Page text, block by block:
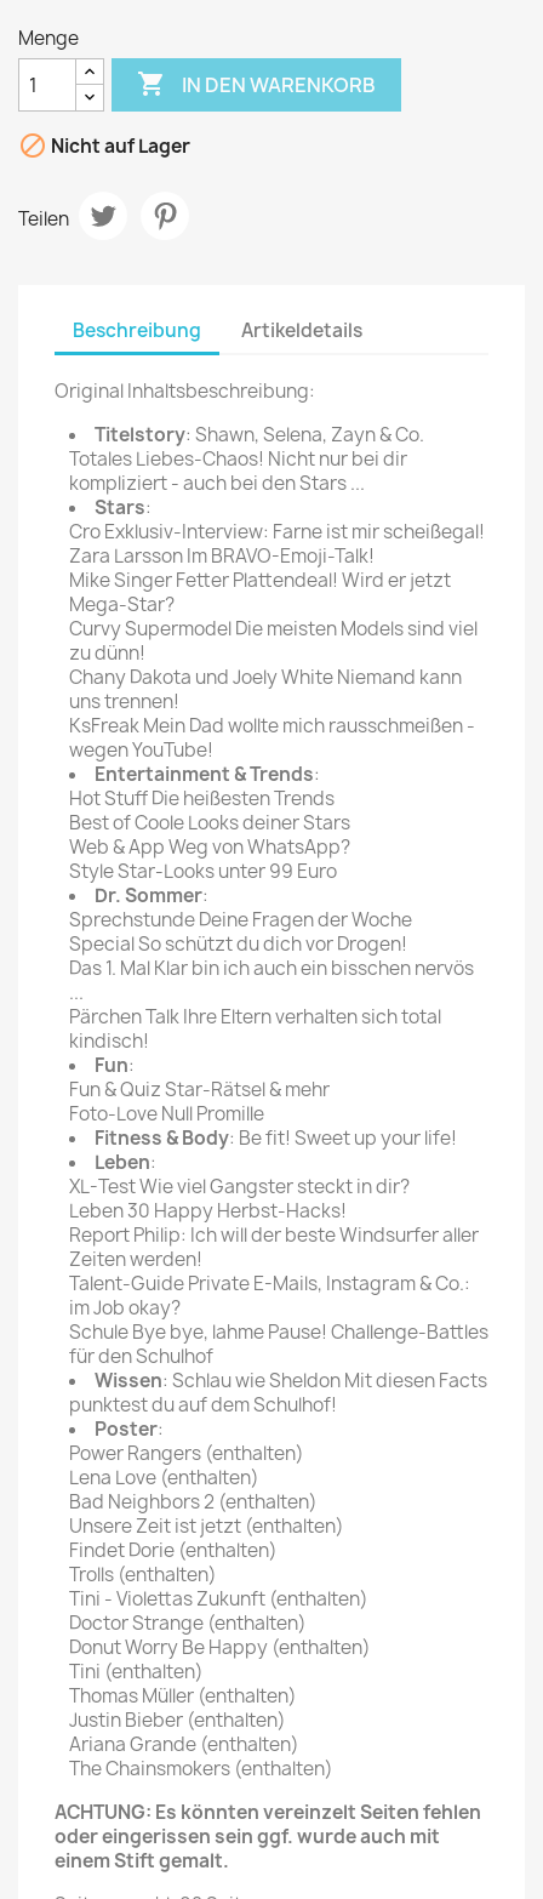
Menge
 IN DEN WARENKORB
 Nicht auf Lager
Teilen
Beschreibung Artikeldetails
Original Inhaltsbeschreibung:
Titelstory: Shawn, Selena, Zayn & Co.
Totales Liebes-Chaos! Nicht nur bei dir
kompliziert - auch bei den Stars ...
Stars:
Cro Exklusiv-Interview: Farne ist mir scheißegal!
Zara Larsson Im BRAVO-Emoji-Talk!
Mike Singer Fetter Plattendeal! Wird er jetzt
Mega-Star?
Curvy Supermodel Die meisten Models sind viel
zu dünn!
Chany Dakota und Joely White Niemand kann
uns trennen!
KsFreak Mein Dad wollte mich rausschmeißen -
wegen YouTube!
Entertainment & Trends:
Hot Stuff Die heißesten Trends
Best of Coole Looks deiner Stars
Web & App Weg von WhatsApp?
Style Star-Looks unter 99 Euro
Dr. Sommer:
Sprechstunde Deine Fragen der Woche
Special So schützt du dich vor Drogen!
Das 1. Mal Klar bin ich auch ein bisschen nervös
...
Pärchen Talk Ihre Eltern verhalten sich total
kindisch!
Fun:
Fun & Quiz Star-Rätsel & mehr
Foto-Love Null Promille
Fitness & Body: Be fit! Sweet up your life!
Leben:
XL-Test Wie viel Gangster steckt in dir?
Leben 30 Happy Herbst-Hacks!
Report Philip: Ich will der beste Windsurfer aller
Zeiten werden!
Talent-Guide Private E-Mails, Instagram & Co.:
im Job okay?
Schule Bye bye, lahme Pause! Challenge-Battles
für den Schulhof
Wissen: Schlau wie Sheldon Mit diesen Facts
punktest du auf dem Schulhof!
Poster:
Power Rangers (enthalten)
Lena Love (enthalten)
Bad Neighbors 2 (enthalten)
Unsere Zeit ist jetzt (enthalten)
Findet Dorie (enthalten)
Trolls (enthalten)
Tini - Violettas Zukunft (enthalten)
Doctor Strange (enthalten)
Donut Worry Be Happy (enthalten)
Tini (enthalten)
Thomas Müller (enthalten)
Justin Bieber (enthalten)
Ariana Grande (enthalten)
The Chainsmokers (enthalten)
ACHTUNG: Es könnten vereinzelt Seiten fehlen
oder eingerissen sein ggf. wurde auch mit
einem Stift gemalt.